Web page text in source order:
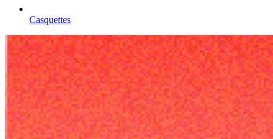
Casquettes